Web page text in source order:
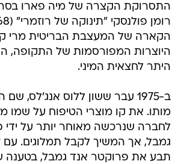
התסרוקת הקצרה של מיה פארו
הקארה של המעצבת הבריטית מרי
היוצרות המפורסמות של התקופה,
היתר לחצאית המיני.
ב-1975 עבר ששון ללוס אנג'לס,
לחברה שנרכשה מאוחר יותר על ידי
תבע את פרוקטר אנד גמבל,